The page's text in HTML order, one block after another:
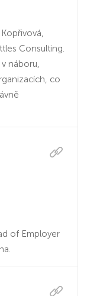
Consulting.
náboru,
co
of Employer